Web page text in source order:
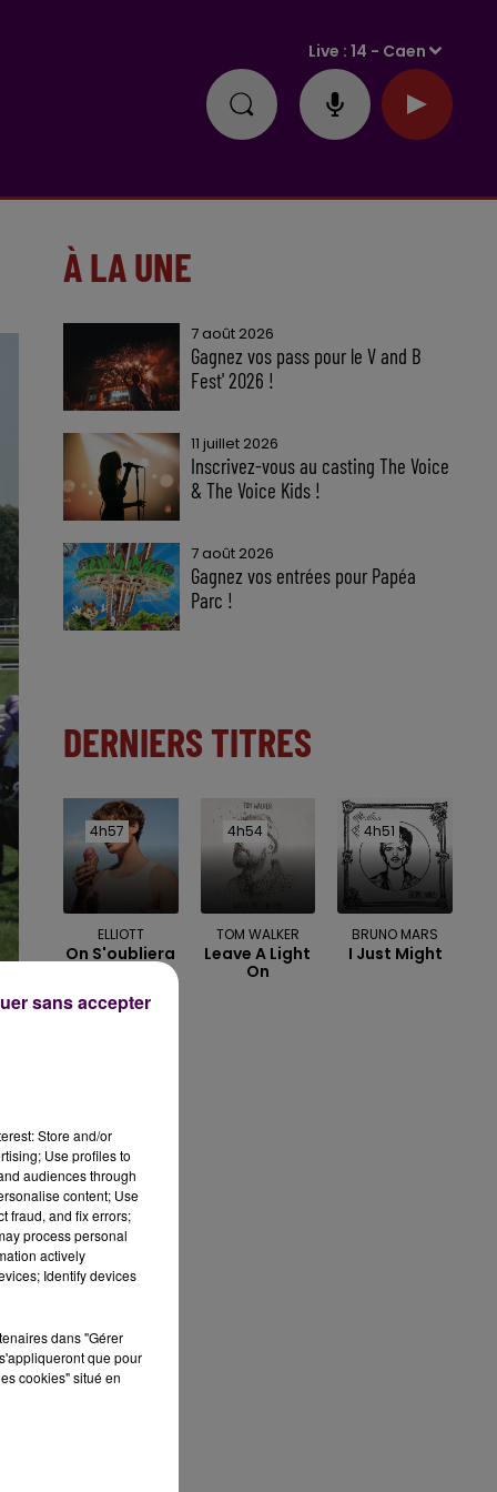
Live :14 - Caen
À LA UNE
7 août 2026
Gagnez vos pass pour le V and B
Fest' 2026 !
11 juillet 2026
Inscrivez-vous au casting The Voice
& The Voice Kids !
7 août 2026
Gagnez vos entrées pour Papéa
Parc !
DERNIERS TITRES
4h57
4h57
ELLIOTT
On S'oubliera
4h54
4h54
TOM WALKER
Leave A Light
On
4h51
4h51
BRUNO MARS
I Just Might
Store and/or
Use profiles to
audiences through
content; Use
fraud, and fix errors;
process personal
actively
Identify devices
dans "Gérer
que pour
cookies" situé en
sans accepter